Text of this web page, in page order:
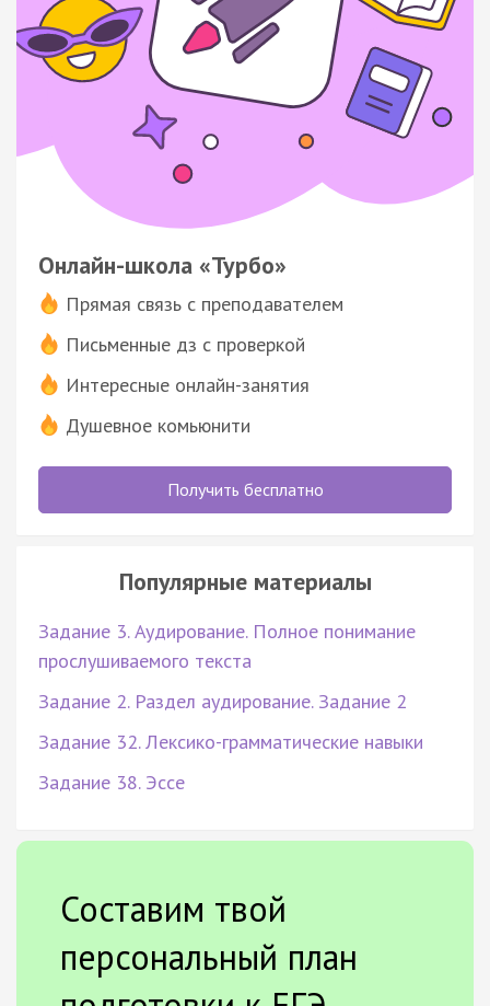
Онлайн-школа «Турбо»
Прямая связь с преподавателем
Письменные дз с проверкой
Интересные онлайн-занятия
Душевное комьюнити
Получить бесплатно
Популярные материалы
Задание 3. Аудирование. Полное понимание
прослушиваемого текста
Задание 2. Раздел аудирование. Задание 2
Задание 32. Лексико-грамматические навыки
Задание 38. Эссе
Составим твой
персональный план